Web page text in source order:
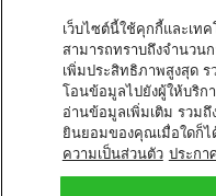
เว็บไซต์นี้ใช้คุกกี้และเท
สามารถทราบถึงจำนวน
เพิ่มประสิทธิภาพสูงสุด
โอนข้อมูลไปยังผู้ให้บริก
อ่านข้อมูลเพิ่มเติม รวม
ยินยอมของคุณเมื่อใดก็
ความเป็นส่วนตัว ประกา